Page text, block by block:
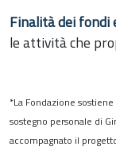
Finalità dei fondi
le attività che
*La Fondazione
sostegno personale di
accompagnato il